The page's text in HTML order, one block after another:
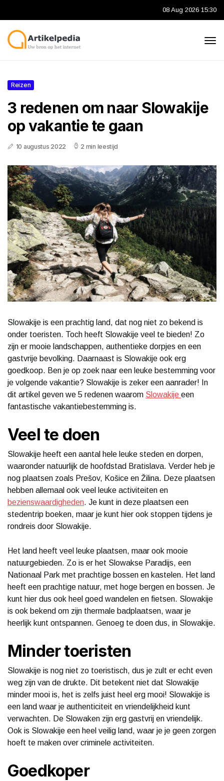
08 Aug 2026 15:30
Reizen
3 redenen om naar Slowakije
op vakantie te gaan
10 augustus 2022 2 min leestijd
Slowakije is een prachtig land, dat nog niet zo bekend is
onder toeristen. Toch heeft Slowakije veel te bieden! Zo
zijn er mooie landschappen, authentieke dorpjes en een
gastvrije bevolking. Daarnaast is Slowakije ook erg
goedkoop. Ben je op zoek naar een leuke bestemming voor
je volgende vakantie? Slowakije is zeker een aanrader! In
dit artikel geven we 5 redenen waarom Slowakije een
fantastische vakantiebestemming is.
Veel te doen
Slowakije heeft een aantal hele leuke steden en dorpen,
waaronder natuurlijk de hoofdstad Bratislava. Verder heb je
nog plaatsen zoals Prešov, Košice en Žilina. Deze plaatsen
hebben allemaal ook veel leuke activiteiten en
bezienswaardigheden. Je kunt in deze plaatsen een
stedentrip boeken, maar je kunt hier ook stoppen tijdens je
rondreis door Slowakije.
Het land heeft veel leuke plaatsen, maar ook mooie
natuurgebieden. Zo is er het Slowakse Paradijs, een
Nationaal Park met prachtige bossen en kastelen. Het land
heeft een prachtige natuur, met hoge bergen en bossen. Je
kunt hier dus ook heel goed wandelen en fietsen. Slowakije
is ook bekend om zijn thermale badplaatsen, waar je
heerlijk kunt ontspannen. Genoeg te doen dus, in Slowakije.
Minder toeristen
Slowakije is nog niet zo toeristisch, dus je zult er echt even
weg zijn van de drukte. Dit betekent niet dat Slowakije
minder mooi is, het is zelfs juist heel erg mooi! Slowakije is
een land waar je authenticiteit en vriendelijkheid kunt
verwachten. De Slowaken zijn erg gastvrij en vriendelijk.
Ook is Slowakije een heel veilig land, waar je je geen zorgen
hoeft te maken over criminele activiteiten.
Goedkoper